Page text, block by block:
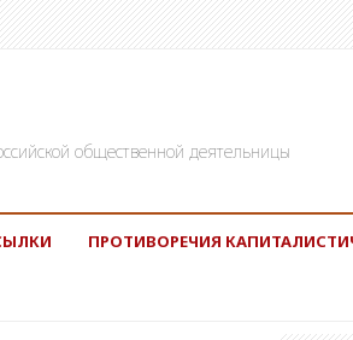
общественной деятельницы
ПРОТИВОРЕЧИЯ